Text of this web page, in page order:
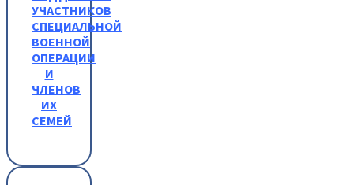
УЧАСТНИКОВ
СПЕЦИАЛЬНОЙ
ВОЕННОЙ
ОПЕРАЦИИ
И
ЧЛЕНОВ
ИХ
СЕМЕЙ